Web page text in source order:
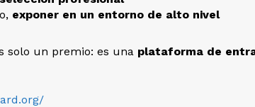
exponer en un entorno de alto nivel
solo un premio: es una plataforma de